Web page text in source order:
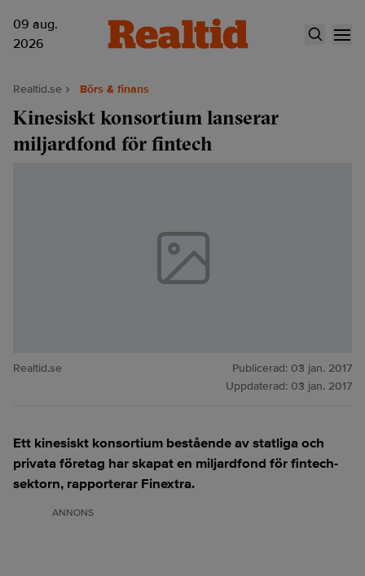
09 aug.
2026
Realtid.se Börs & finans
Kinesiskt konsortium lanserar
miljardfond för fintech
Realtid.se Publicerad: 03 jan. 2017
Uppdaterad: 03 jan. 2017
Ett kinesiskt konsortium bestående av statliga och
privata företag har skapat en miljardfond för fintech-
sektorn, rapporterar Finextra.
ANNONS